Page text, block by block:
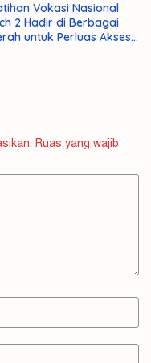
Vokasi Nasional
2 Hadir di Berbagai
untuk Perluas Akses
Ruas yang wajib